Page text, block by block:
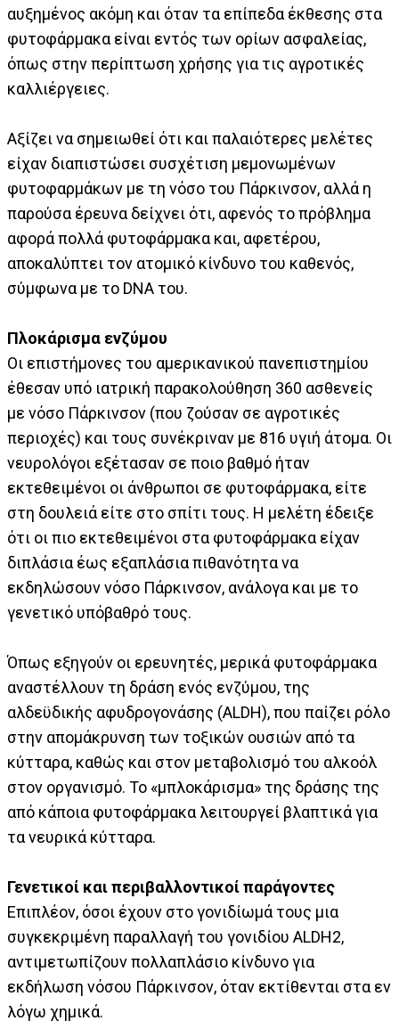
αυξημένος ακόμη και όταν τα επίπεδα έκθεσης στα
φυτοφάρμακα είναι εντός των ορίων ασφαλείας,
όπως στην περίπτωση χρήσης για τις αγροτικές
καλλιέργειες.
Αξίζει να σημειωθεί ότι και παλαιότερες μελέτες
είχαν διαπιστώσει συσχέτιση μεμονωμένων
φυτοφαρμάκων με τη νόσο του Πάρκινσον, αλλά η
παρούσα έρευνα δείχνει ότι, αφενός το πρόβλημα
αφορά πολλά φυτοφάρμακα και, αφετέρου,
αποκαλύπτει τον ατομικό κίνδυνο του καθενός,
σύμφωνα με το DNA του.
Πλοκάρισμα ενζύμου
Οι επιστήμονες του αμερικανικού πανεπιστημίου
έθεσαν υπό ιατρική παρακολούθηση 360 ασθενείς
με νόσο Πάρκινσον (που ζούσαν σε αγροτικές
περιοχές) και τους συνέκριναν με 816 υγιή άτομα. Οι
νευρολόγοι εξέτασαν σε ποιο βαθμό ήταν
εκτεθειμένοι οι άνθρωποι σε φυτοφάρμακα, είτε
στη δουλειά είτε στο σπίτι τους. Η μελέτη έδειξε
ότι οι πιο εκτεθειμένοι στα φυτοφάρμακα είχαν
διπλάσια έως εξαπλάσια πιθανότητα να
εκδηλώσουν νόσο Πάρκινσον, ανάλογα και με το
γενετικό υπόβαθρό τους.
Όπως εξηγούν οι ερευνητές, μερικά φυτοφάρμακα
αναστέλλουν τη δράση ενός ενζύμου, της
αλδεϋδικής αφυδρογονάσης (ALDH), που παίζει ρόλο
στην απομάκρυνση των τοξικών ουσιών από τα
κύτταρα, καθώς και στον μεταβολισμό του αλκοόλ
στον οργανισμό. Το «μπλοκάρισμα» της δράσης της
από κάποια φυτοφάρμακα λειτουργεί βλαπτικά για
τα νευρικά κύτταρα.
Γενετικοί και περιβαλλοντικοί παράγοντες
Επιπλέον, όσοι έχουν στο γονιδίωμά τους μια
συγκεκριμένη παραλλαγή του γονιδίου ALDH2,
αντιμετωπίζουν πολλαπλάσιο κίνδυνο για
εκδήλωση νόσου Πάρκινσον, όταν εκτίθενται στα εν
λόγω χημικά.